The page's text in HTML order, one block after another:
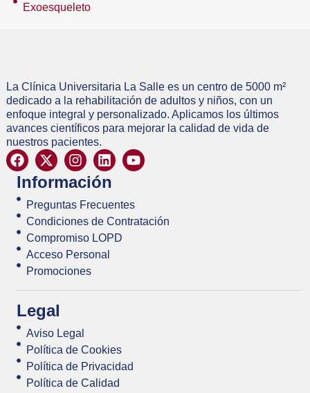
Exoesqueleto
La Clínica Universitaria La Salle es un centro de 5000 m²
dedicado a la rehabilitación de adultos y niños, con un
enfoque integral y personalizado. Aplicamos los últimos
avances científicos para mejorar la calidad de vida de
nuestros pacientes.
Información
Preguntas Frecuentes
Condiciones de Contratación
Compromiso LOPD
Acceso Personal
Promociones
Legal
Aviso Legal
Política de Cookies
Política de Privacidad
Política de Calidad